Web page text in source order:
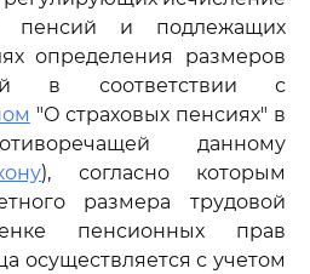
пенсий и подлежащих
определения размеров
в соответствии с
"О страховых пенсиях" в
данному
), согласно которым
размера трудовой
пенсионных прав
осуществляется с учетом